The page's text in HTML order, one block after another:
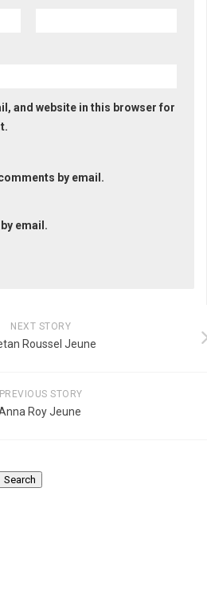
and website in this browser for
by email.
email.
NEXT STORY
Roussel Jeune
PREVIOUS STORY
Roy Jeune
Search